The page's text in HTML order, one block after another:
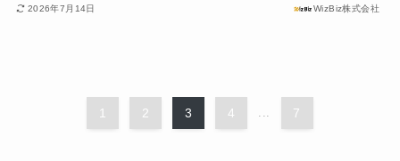
2026年7月14日 WizBiz株式会社
1 2 3 4 ... 7